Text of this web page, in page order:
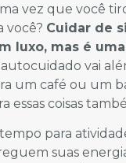
vez que você
você? Cuidar de
luxo, mas é uma
autocuidado vai
um café ou um
essas coisas
para
suas